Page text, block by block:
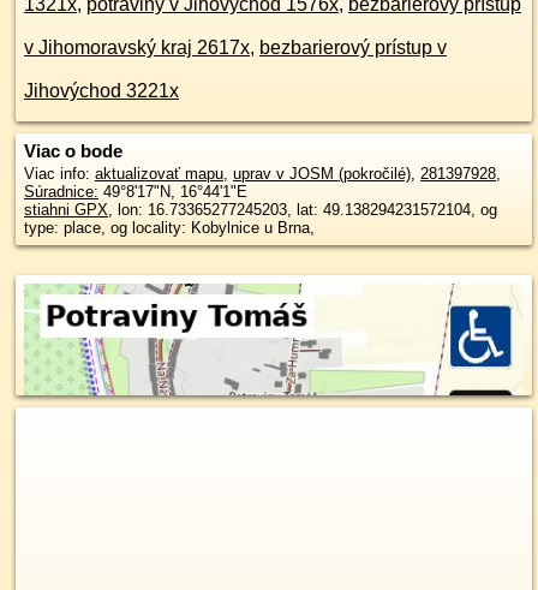
1321x, potraviny v Jihovýchod 1576x, bezbarierový prístup
v Jihomoravský kraj 2617x, bezbarierový prístup v
Jihovýchod 3221x
Viac o bode
Viac info: aktualizovať mapu, uprav v JOSM (pokročilé), 281397928,
Súradnice: 49°8'17"N, 16°44'1"E
stiahni GPX, lon: 16.73365277245203, lat: 49.138294231572104, og
type: place, og locality: Kobylnice u Brna,